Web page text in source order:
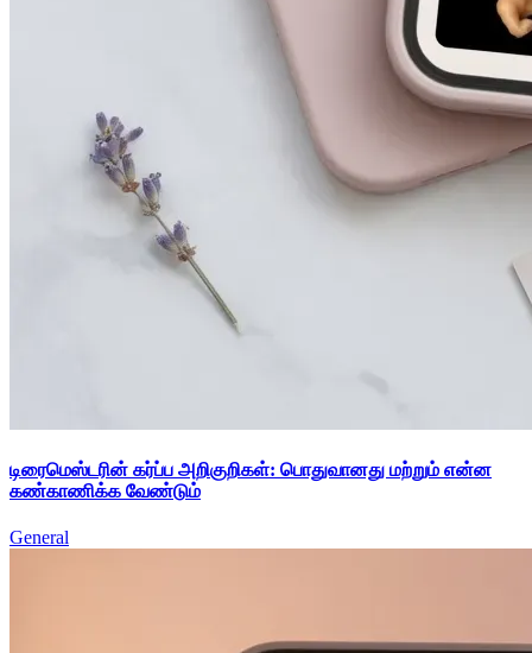
டிரைமெஸ்டரின் கர்ப்ப அறிகுறிகள்: பொதுவானது மற்றும் என்ன
கண்காணிக்க வேண்டும்
General